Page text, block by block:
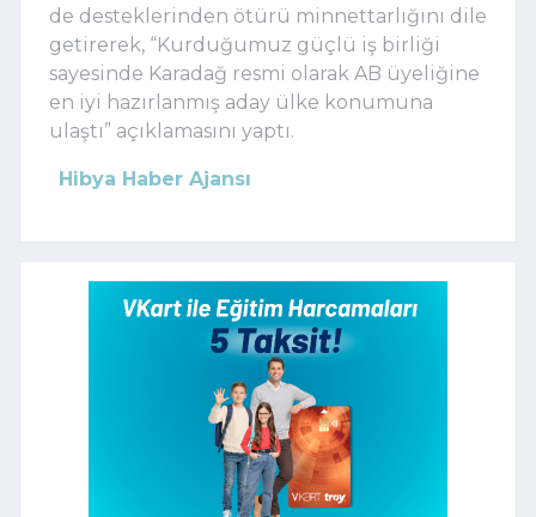
de desteklerinden ötürü minnettarlığını dile
getirerek, “Kurduğumuz güçlü iş birliği
sayesinde Karadağ resmi olarak AB üyeliğine
en iyi hazırlanmış aday ülke konumuna
ulaştı” açıklamasını yaptı.
Hibya Haber Ajansı